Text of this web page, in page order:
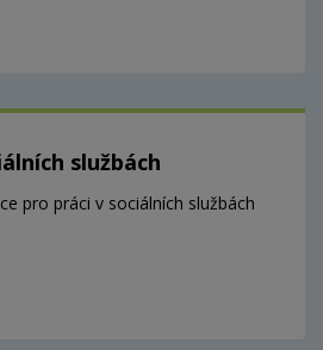
službách
pro práci v sociálních službách